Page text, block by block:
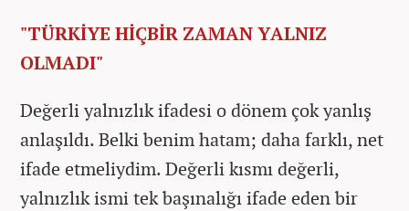
"TÜRKİYE HİÇBİR ZAMAN YALNIZ
OLMADI"
Değerli yalnızlık ifadesi o dönem çok yanlış
anlaşıldı. Belki benim hatam; daha farklı, net
ifade etmeliydim. Değerli kısmı değerli,
yalnızlık ismi tek başınalığı ifade eden bir